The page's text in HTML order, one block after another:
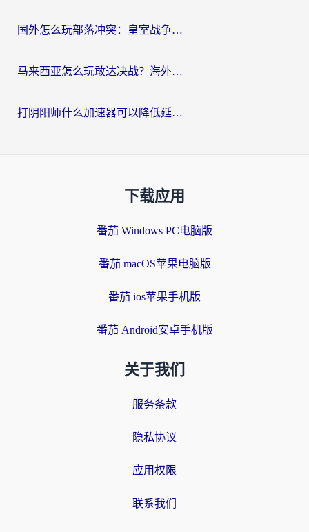
国外怎么玩部落冲突：皇室战争不卡？海外玩家畅玩国服游戏终极指南
马来西亚怎么玩敢达决战？海外党国服游戏加速避坑指南（附实测推荐）
打阴阳师什么加速器可以降低延迟？海外玩家的真实困境与破局
下载应用
番茄 Windows PC电脑版
番茄 macOS苹果电脑版
番茄 ios苹果手机版
番茄 Android安卓手机版
关于我们
服务条款
隐私协议
应用权限
联系我们